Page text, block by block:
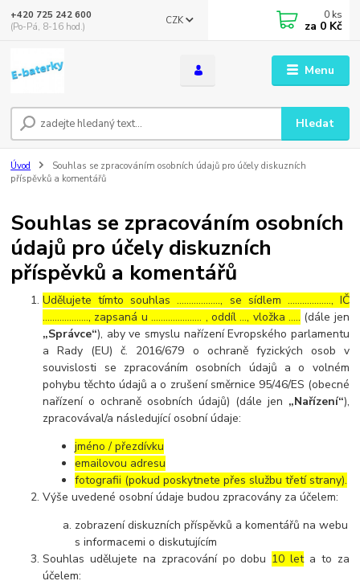
Menu
CZK
Hledat
+420 725 242 600
(Po-Pá, 8-16 hod.)
0 ks
za 0 Kč
Úvod
Souhlas se zpracováním osobních údajů pro účely diskuzních
příspěvků a komentářů
Souhlas se zpracováním osobních
údajů pro účely diskuzních
příspěvků a komentářů
Udělujete tímto souhlas ……………..., se sídlem ………………, IČ
………………., zapsaná u ………………… , oddíl …, vložka ….. (dále jen
„Správce“), aby ve smyslu nařízení Evropského parlamentu
a Rady (EU) č. 2016/679 o ochraně fyzických osob v
souvislosti se zpracováním osobních údajů a o volném
pohybu těchto údajů a o zrušení směrnice 95/46/ES (obecné
nařízení o ochraně osobních údajů) (dále jen „Nařízení“),
zpracovával/a následující osobní údaje:
jméno / přezdívku
emailovou adresu
fotografii (pokud poskytnete přes službu třetí strany).
Výše uvedené osobní údaje budou zpracovány za účelem:
zobrazení diskuzních příspěvků a komentářů na webu
s informacemi o diskutujícím
Souhlas udělujete na zpracování po dobu 10 leta to za
účelem: